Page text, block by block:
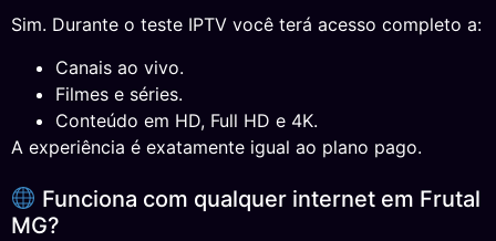
Sim. Durante o teste IPTV você terá acesso completo a:
Canais ao vivo.
Filmes e séries.
Conteúdo em HD, Full HD e 4K.
A experiência é exatamente igual ao plano pago.
Funciona com qualquer internet em Frutal
MG?